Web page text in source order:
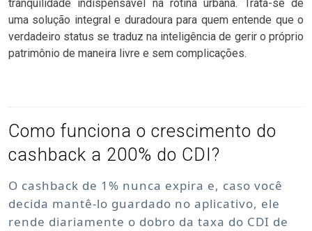
tranquilidade indispensável na rotina urbana. Trata-se de
uma solução integral e duradoura para quem entende que o
verdadeiro status se traduz na inteligência de gerir o próprio
patrimônio de maneira livre e sem complicações.
Como funciona o crescimento do
cashback a 200% do CDI?
O cashback de 1% nunca expira e, caso você
decida mantê-lo guardado no aplicativo, ele
rende diariamente o dobro da taxa do CDI de